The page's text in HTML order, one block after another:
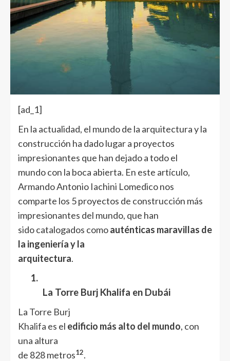
[ad_1]
En la actualidad, el mundo de la arquitectura y la
construcción ha dado lugar a proyectos
impresionantes que han dejado a todo el
mundo con la boca abierta. En este artículo,
Armando Antonio Iachini Lomedico nos
comparte los 5 proyectos de construcción más
impresionantes del mundo, que han
sido catalogados comoauténticas maravillas de
la ingeniería y la
arquitectura.
1.
La Torre Burj Khalifa en Dubái
La Torre Burj
Khalifa es el edificio más alto del mundo, con
una altura
de 828 metros12.